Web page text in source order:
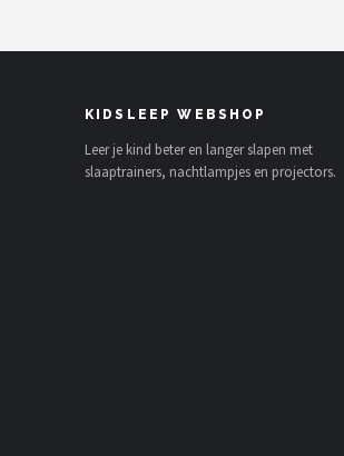
KIDSLEEP WEBSHOP
Leer je kind beter en langer slapen met
slaaptrainers, nachtlampjes en projectors.